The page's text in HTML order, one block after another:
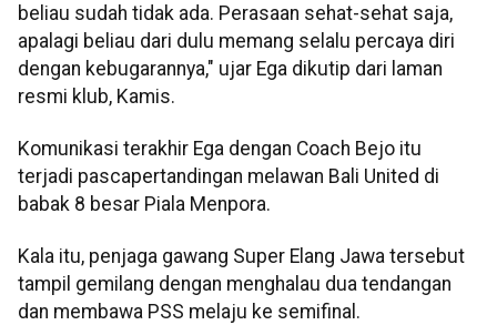
beliau sudah tidak ada. Perasaan sehat-sehat saja,
apalagi beliau dari dulu memang selalu percaya diri
dengan kebugarannya," ujar Ega dikutip dari laman
resmi klub, Kamis.
Komunikasi terakhir Ega dengan Coach Bejo itu
terjadi pascapertandingan melawan Bali United di
babak 8 besar Piala Menpora.
Kala itu, penjaga gawang Super Elang Jawa tersebut
tampil gemilang dengan menghalau dua tendangan
dan membawa PSS melaju ke semifinal.